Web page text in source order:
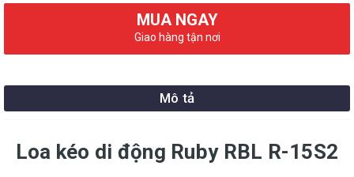
MUA NGAY
Giao hàng tận nơi
Mô tả
Loa kéo di động Ruby RBL R-15S2